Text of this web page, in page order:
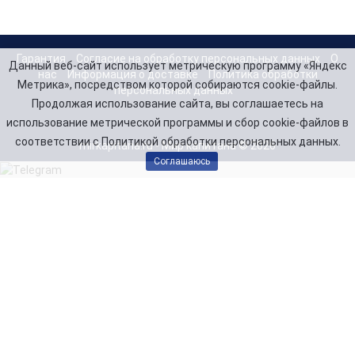
Гарантия Согласие на обработку персональных данных
О
нас
Информация о доставке
Политика обработки
персональных данных
mirkapitana.ru - Мир капитана © 2026
Данный веб-сайт использует метрическую программу «Яндекс
Метрика», посредством которой собираются cookie-файлы.
Продолжая использование сайта, вы соглашаетесь на
использование метрической программы и сбор cookie-файлов в
соответствии с Политикой обработки персональных данных.
Соглашаюсь